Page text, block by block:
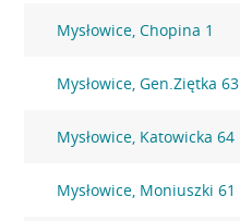
Mysłowice, Chopina 1
Mysłowice, Gen.Ziętka 63
Mysłowice, Katowicka 64
Mysłowice, Moniuszki 61